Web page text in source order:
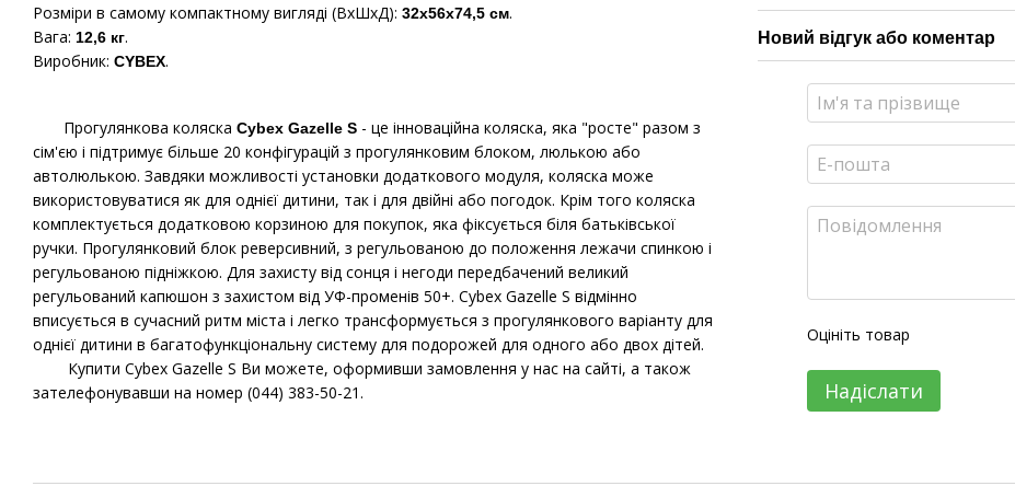
Розміри в самому компактному вигляді (ВхШхД): 32х56х74,5 см.
Вага: 12,6 кг.
Виробник: CYBEX.
Прогулянкова коляска Cybex Gazelle S - це інноваційна коляска, яка "росте" разом з
сім'єю і підтримує більше 20 конфігурацій з прогулянковим блоком, люлькою або
автолюлькою. Завдяки можливості установки додаткового модуля, коляска може
використовуватися як для однієї дитини, так і для двійні або погодок. Крім того коляска
комплектується додатковою корзиною для покупок, яка фіксується біля батьківської
ручки. Прогулянковий блок реверсивний, з регульованою до положення лежачи спинкою і
регульованою підніжкою. Для захисту від сонця і негоди передбачений великий
регульований капюшон з захистом від УФ-променів 50+. Cybex Gazelle S відмінно
вписується в сучасний ритм міста і легко трансформується з прогулянкового варіанту для
однієї дитини в багатофункціональну систему для подорожей для одного або двох дітей.
Купити Cybex Gazelle S Ви можете, оформивши замовлення у нас на сайті, а також
зателефонувавши на номер (044) 383-50-21.
Новий відгук або коментар
Оцініть товар
Надіслати